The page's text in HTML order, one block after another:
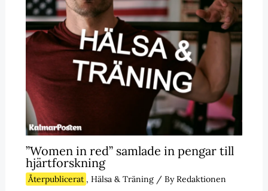
”Women in red” samlade in pengar till
hjärtforskning
Återpublicerat , Hälsa & Träning/ ByRedaktionen